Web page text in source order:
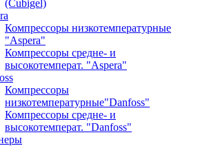
(Cubigel)
Компрессоры низкотемпературные
"Aspera"
Компрессоры средне- и
высокотемперат. "Aspera"
Компрессоры
низкотемпературные"Danfoss"
Компрессоры средне- и
высокотемперат. "Danfoss"